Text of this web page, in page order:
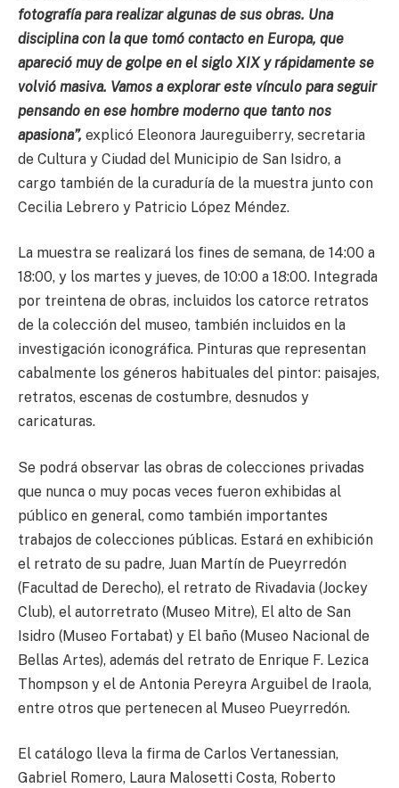
fotografía para realizar algunas de sus obras. Una
disciplina con la que tomó contacto en Europa, que
apareció muy de golpe en el siglo XIX y rápidamente se
volvió masiva. Vamos a explorar este vínculo para seguir
pensando en ese hombre moderno que tanto nos
apasiona”, explicó Eleonora Jaureguiberry, secretaria
de Cultura y Ciudad del Municipio de San Isidro, a
cargo también de la curaduría de la muestra junto con
Cecilia Lebrero y Patricio López Méndez.
La muestra se realizará los fines de semana, de 14:00 a
18:00, y los martes y jueves, de 10:00 a 18:00. Integrada
por treintena de obras, incluidos los catorce retratos
de la colección del museo, también incluidos en la
investigación iconográfica. Pinturas que representan
cabalmente los géneros habituales del pintor: paisajes,
retratos, escenas de costumbre, desnudos y
caricaturas.
Se podrá observar las obras de colecciones privadas
que nunca o muy pocas veces fueron exhibidas al
público en general, como también importantes
trabajos de colecciones públicas. Estará en exhibición
el retrato de su padre, Juan Martín de Pueyrredón
(Facultad de Derecho), el retrato de Rivadavia (Jockey
Club), el autorretrato (Museo Mitre), El alto de San
Isidro (Museo Fortabat) y El baño (Museo Nacional de
Bellas Artes), además del retrato de Enrique F. Lezica
Thompson y el de Antonia Pereyra Arguibel de Iraola,
entre otros que pertenecen al Museo Pueyrredón.
El catálogo lleva la firma de Carlos Vertanessian,
Gabriel Romero, Laura Malosetti Costa, Roberto